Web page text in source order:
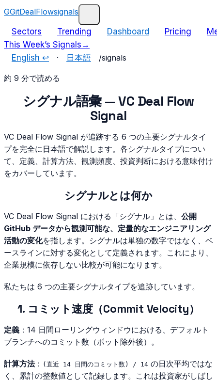
GGitDealFlowsignals
Sectors Trending Dashboard Pricing
This Week’s Signals →
English ↩
· 日本語 /signals
約 9 分で読める
シグナル語彙 — VC Deal Flow
Signal
VC Deal Flow Signal が追跡する 6 つの主要シグナルタイ
プを完全に日本語で解説します。各シグナルタイプについ
て、定義、計算方法、観測頻度、投資判断における意味付け
をカバーしています。
シグナルとは何か
VC Deal Flow Signal における「シグナル」とは、 公開
GitHub データから観測可能な、定量的なエンジニアリング
活動の変化を指します。シグナルは単独の数字ではなく、ベ
ースラインに対する変化として定義されます。これにより、
企業規模に依存しない比較が可能になります。
私たちは 6 つの主要シグナルタイプを追跡しています。
1. コミット速度（Commit Velocity）
定義 ：14 日間ローリングウィンドウにおける、デフォルト
ブランチへのコミット数（ボット除外後）。
計算方法： (直近 14 日間のコミット数) / 14 の日次平均ではな
く、累計の整数値として記録します。これは投資家がしばし